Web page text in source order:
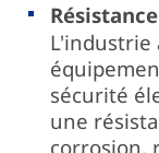
L'industrie
sécurité
une
corrosion,